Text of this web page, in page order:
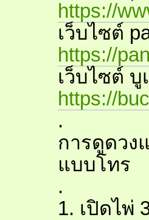
https://
เว็บไซต์
https://
เว็บไซต์ บู
https://
.
การดูดวง
แบบโทร
.
1. เปิดไพ่